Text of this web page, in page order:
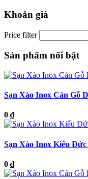
Khoản giá
Price filter
Sản phẩm nổi bật
Sạn Xào Inox Cán Gỗ
0 ₫
Sạn Xào Inox Kiểu
0 ₫